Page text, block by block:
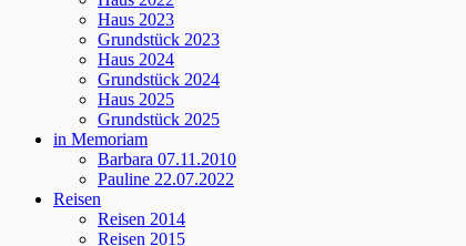
Haus 2023
Grundstück 2023
Haus 2024
Grundstück 2024
Haus 2025
Grundstück 2025
in Memoriam
Barbara 07.11.2010
Pauline 22.07.2022
Reisen
Reisen 2014
Reisen 2015